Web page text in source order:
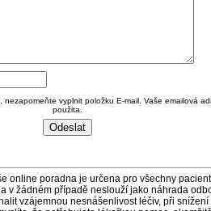
vyplnit položku E-mail. Vaše emailová
použita.
online poradna je určena pro všechny
v žádném případě neslouží jako náhrada
vzájemnou nesnášenlivost léčiv, při